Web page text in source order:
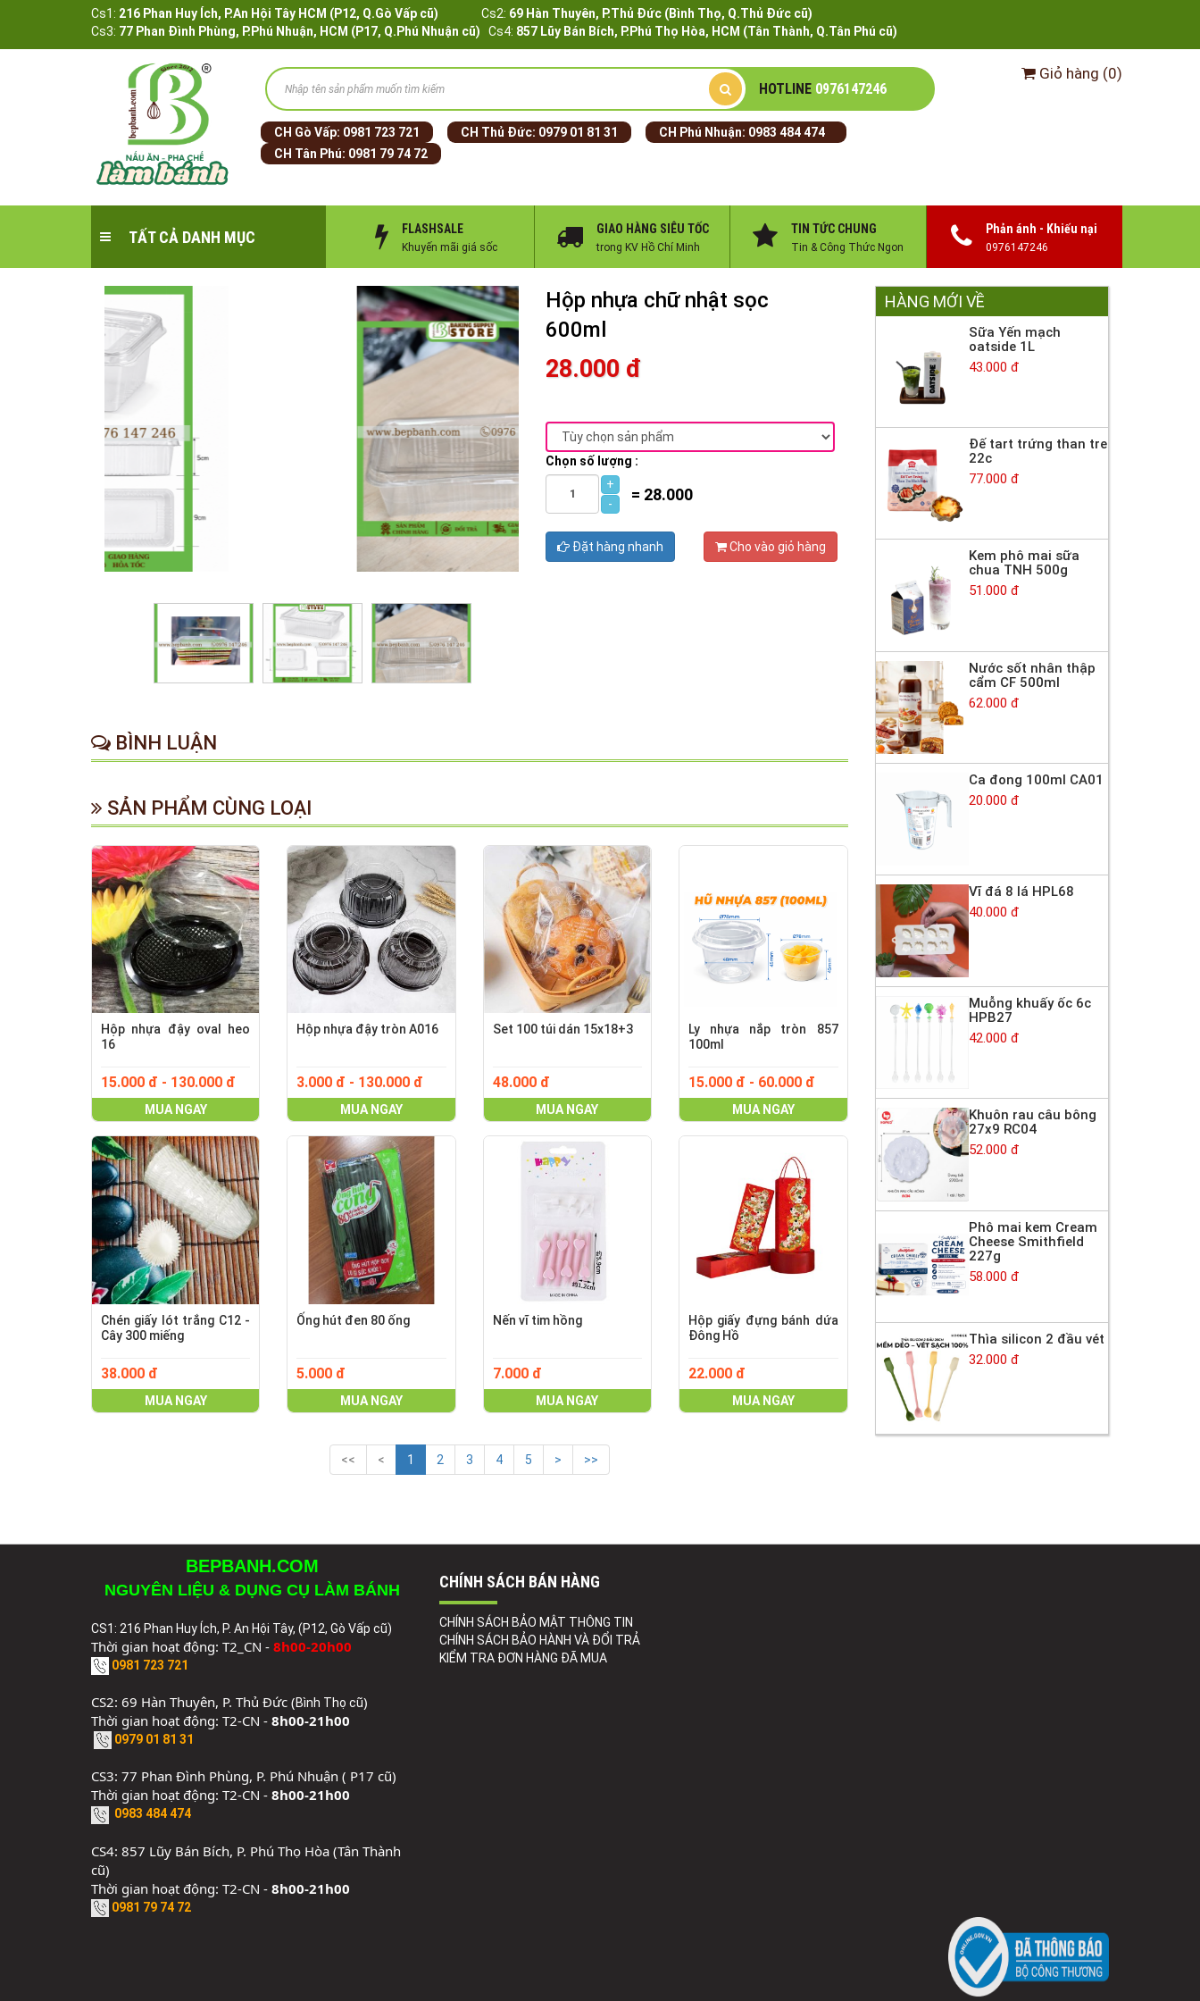
Cs1: 216 Phan Huy Ích, P.An Hội Tây HCM (P12, Q.Gò Vấp cũ) Cs2: 69 Hàn Thuyên, P.Thủ Đức (Bình Thọ, Q.Thủ Đức cũ)
Cs3: 77 Phan Đình Phùng, P.Phú Nhuận, HCM (P17, Q.Phú Nhuận cũ) Cs4: 857 Lũy Bán Bích, P.Phú Thọ Hòa, HCM (Tân Thành, Q.Tân Phú cũ)
HOTLINE 0976147246
CH Gò Vấp: 0981 723 721 CH Thủ Đức: 0979 01 81 31 CH Phú Nhuận: 0983 484 474
CH Tân Phú: 0981 79 74 72
Giỏ hàng (0)
TẤT CẢ DANH MỤC FLASHSALE
Khuyến mãi giá sốc
GIAO HÀNG SIÊU TỐC
trong KV Hồ Chí Minh
TIN TỨC CHUNG
Tin & Công Thức Ngon
Phản ánh - Khiếu nại
0976147246
Hộp nhựa chữ nhật sọc
600ml
28.000 đ
Chọn số lượng :
+
-
= 28.000
Đặt hàng nhanh Cho vào giỏ hàng
BÌNH LUẬN
SẢN PHẨM CÙNG LOẠI
Hộp nhựa đậy oval heo
16
15.000 đ - 130.000 đ
MUA NGAY
Hộp nhựa đậy tròn A016
3.000 đ - 130.000 đ
MUA NGAY
Set 100 túi dán 15x18+3
48.000 đ
MUA NGAY
Ly nhựa nắp tròn 857
100ml
15.000 đ - 60.000 đ
MUA NGAY
Chén giấy lót trắng C12 -
Cây 300 miếng
38.000 đ
MUA NGAY
Ống hút đen 80 ống
5.000 đ
MUA NGAY
Nến vĩ tim hồng
7.000 đ
MUA NGAY
Hộp giấy đựng bánh dứa
Đông Hồ
22.000 đ
MUA NGAY
<< < 1 2 3 4 5 > >>
HÀNG MỚI VỀ
Sữa Yến mạch
oatside 1L
43.000 đ
Đế tart trứng than tre
22c
77.000 đ
Kem phô mai sữa
chua TNH 500g
51.000 đ
Nước sốt nhân thập
cẩm CF 500ml
62.000 đ
Ca đong 100ml CA01
20.000 đ
Vĩ đá 8 lá HPL68
40.000 đ
Muỗng khuấy ốc 6c
HPB27
42.000 đ
Khuôn rau câu bông
27x9 RC04
52.000 đ
Phô mai kem Cream
Cheese Smithfield
227g
58.000 đ
Thìa silicon 2 đầu vét
32.000 đ
BEPBANH.COM
NGUYÊN LIỆU & DỤNG CỤ LÀM BÁNH
CS1: 216 Phan Huy Ích, P. An Hội Tây, (P12, Gò Vấp cũ)
Thời gian hoạt động: T2_CN - 8h00-20h00
0981 723 721
CS2: 69 Hàn Thuyên, P. Thủ Đức (Bình Thọ cũ)
Thời gian hoạt động: T2-CN - 8h00-21h00
0979 01 81 31
CS3: 77 Phan Đình Phùng, P. Phú Nhuận ( P17 cũ)
Thời gian hoạt động: T2-CN - 8h00-21h00
0983 484 474
CS4: 857 Lũy Bán Bích, P. Phú Thọ Hòa (Tân Thành
cũ)
Thời gian hoạt động: T2-CN - 8h00-21h00
0981 79 74 72
CHÍNH SÁCH BÁN HÀNG
CHÍNH SÁCH BẢO MẬT THÔNG TIN
CHÍNH SÁCH BẢO HÀNH VÀ ĐỔI TRẢ
KIỂM TRA ĐƠN HÀNG ĐÃ MUA